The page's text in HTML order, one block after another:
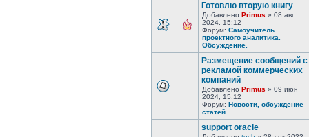
Готовлю вторую книгу
Добавлено Primus » 08 авг
2024, 15:12
Форум: Самоучитель
проектного аналитика.
Обсуждение.
Размещение сообщений с
рекламой коммерческих
компаний
Добавлено Primus » 09 июн
2024, 15:12
Форум: Новости, обсуждение
статей
support oracle